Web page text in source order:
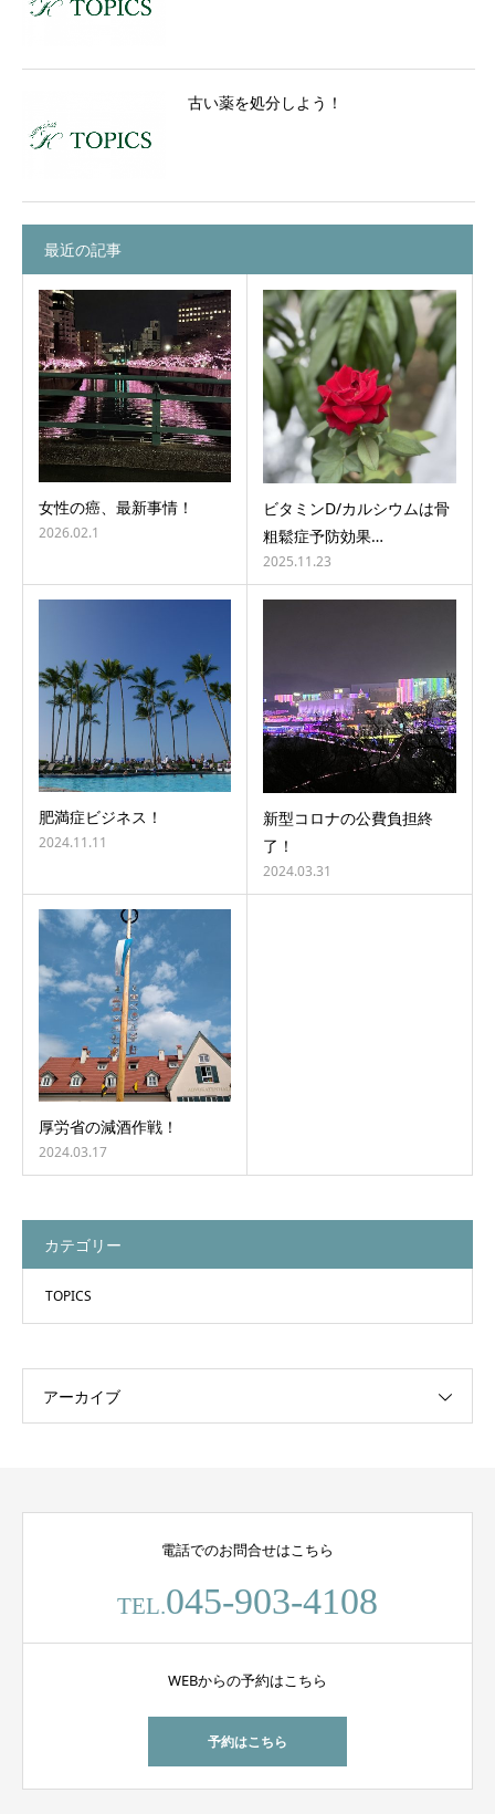
古い薬を処分しよう！
最近の記事
女性の癌、最新事情！
2026.02.1
ビタミンD/カルシウムは骨
粗鬆症予防効果…
2025.11.23
肥満症ビジネス！
2024.11.11
新型コロナの公費負担終
了！
2024.03.31
厚労省の減酒作戦！
2024.03.17
カテゴリー
TOPICS
アーカイブ
電話でのお問合せはこちら
TEL.045-903-4108
WEBからの予約はこちら
予約はこちら